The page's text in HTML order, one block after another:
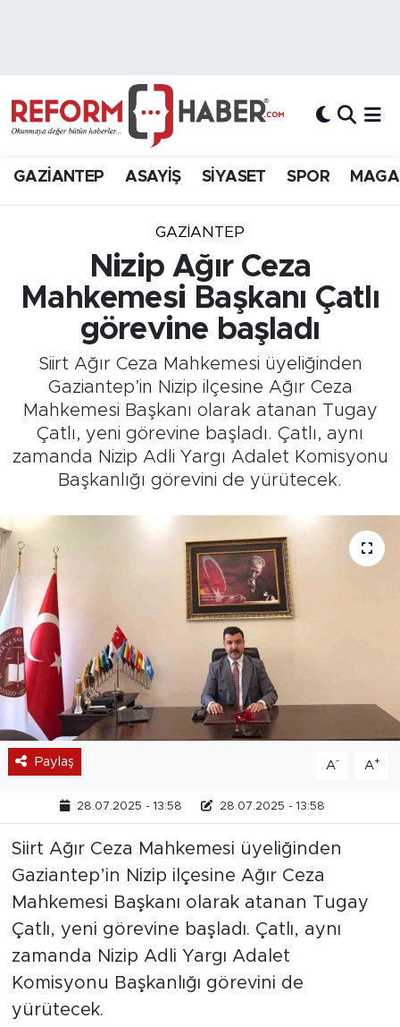
GAZİANTEP ASAYİŞ SİYASET SPOR
GAZIANTEP
Nizip Ağır Ceza
Mahkemesi Başkanı Çatlı
görevine başladı
Siirt Ağır Ceza Mahkemesi üyeliğinden
Gaziantep’in Nizip ilçesine Ağır Ceza
Mahkemesi Başkanı olarak atanan Tugay
Çatlı, yeni görevine başladı. Çatlı, aynı
zamanda Nizip Adli Yargı Adalet Komisyonu
Başkanlığı görevini de yürütecek.
Paylaş A- A+
28.07.2025 - 13:58 28.07.2025 - 13:58
Siirt Ağır Ceza Mahkemesi üyeliğinden
Gaziantep’in Nizip ilçesine Ağır Ceza
Mahkemesi Başkanı olarak atanan Tugay
Çatlı, yeni görevine başladı. Çatlı, aynı
zamanda Nizip Adli Yargı Adalet
Komisyonu Başkanlığı görevini de
yürütecek.
Hava Durumu
Süper Lig Puan Durumu ve Fikstür
Tüm Manşetler
Son Dakika Haberleri
Haber Arşivi